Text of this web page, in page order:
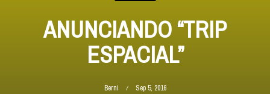
ANUNCIANDO “TRIP
ESPACIAL”
Berni Sep 5, 2016